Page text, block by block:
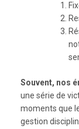
Souvent, nos
une série de
moments que
gestion